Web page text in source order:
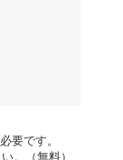
要です。
。（無料）